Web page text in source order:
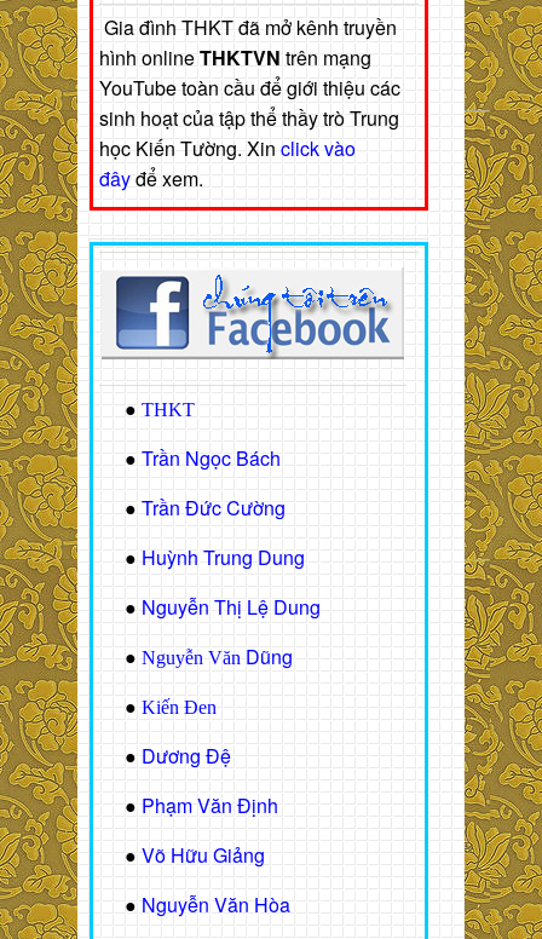
Gia đình THKT đã mở kênh truyền
hình onlineTHKTVN trên mạng
YouTube toàn cầu để giới thiệu các
sinh hoạt của tập thể thầy trò Trung
học Kiến Tường. Xin click vào
đâyđể xem.
● THKT
● Trần Ngọc Bách
● Trần Đức Cường
● Huỳnh Trung Dung
● Nguyễn Thị Lệ Dung
● Nguyễn Văn Dũng
● Kiến Đen
● Dương Đệ
● Phạm Văn Định
● Võ Hữu Giảng
● Nguyễn Văn Hòa